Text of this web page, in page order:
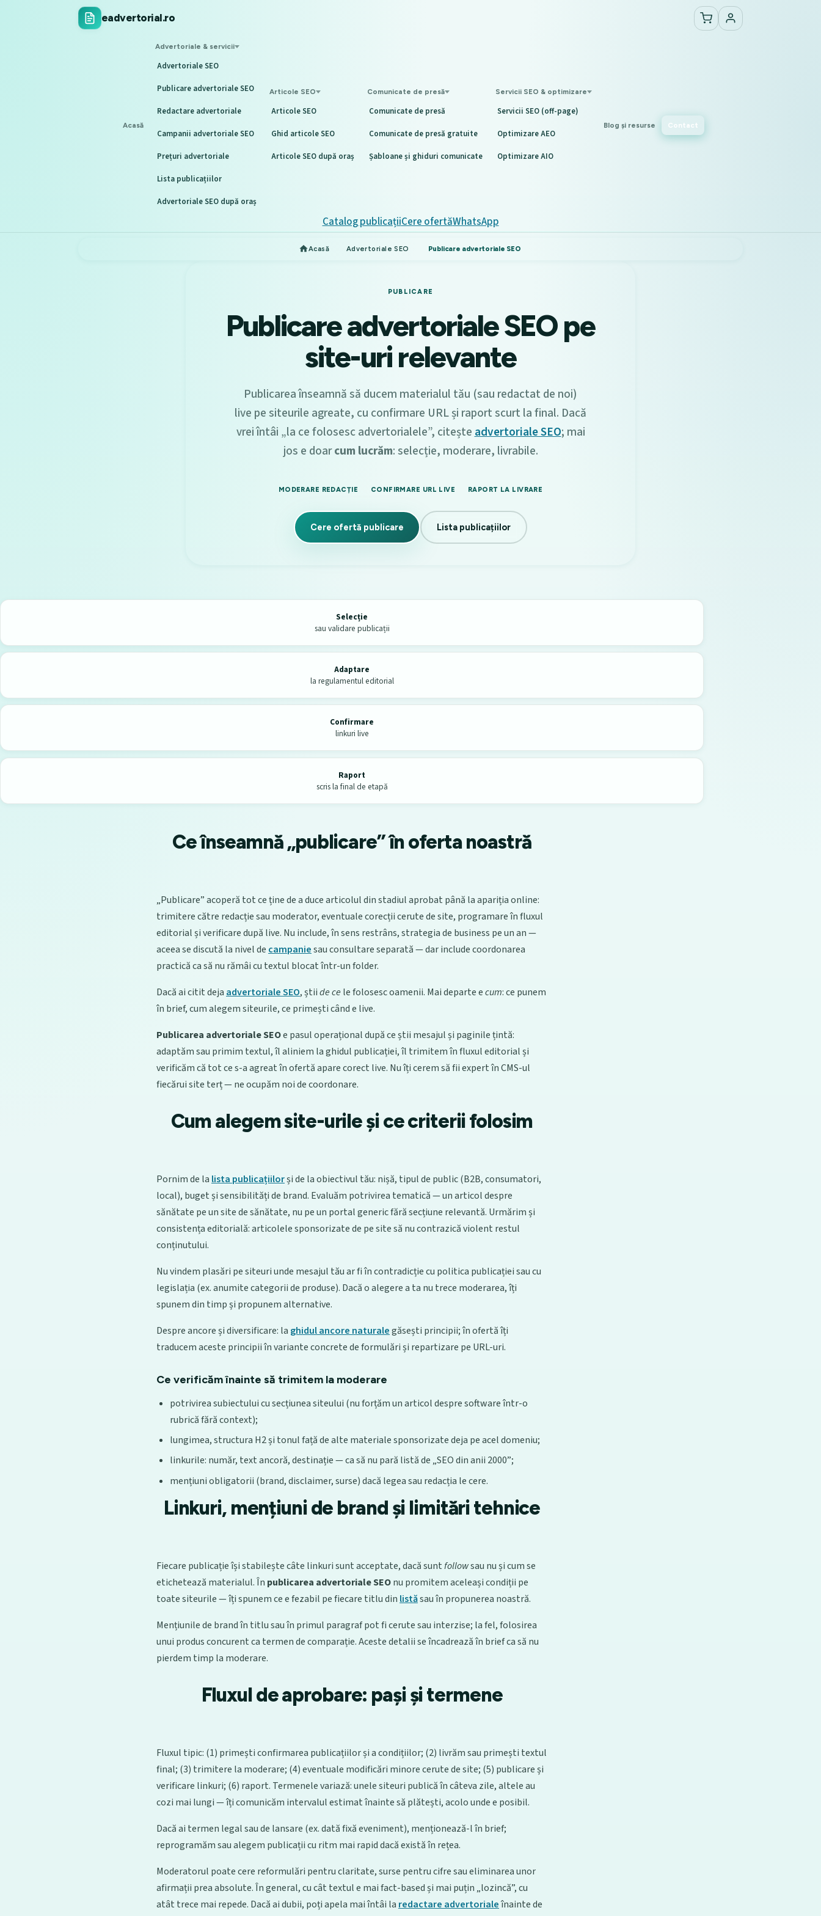
eadvertorial.ro
Acasă
Advertoriale & servicii
Advertoriale SEO
Publicare advertoriale SEO
Redactare advertoriale
Campanii advertoriale SEO
Prețuri advertoriale
Lista publicațiilor
Advertoriale SEO după oraș
Articole SEO
Articole SEO
Ghid articole SEO
Articole SEO după oraș
Comunicate de presă
Comunicate de presă
Comunicate de presă gratuite
Șabloane și ghiduri comunicate
Servicii SEO & optimizare
Servicii SEO (off-page)
Optimizare AEO
Optimizare AIO
Blog și resurse Contact
Catalog publicațiiCere ofertăWhatsApp
Acasă Advertoriale SEO Publicare advertoriale SEO
PUBLICARE
Publicare advertoriale SEO pe
site-uri relevante
Publicarea înseamnă să ducem materialul tău (sau redactat de noi)
live pe siteurile agreate, cu confirmare URL și raport scurt la final. Dacă
vrei întâi „la ce folosesc advertorialele”, citeșteadvertoriale SEO; mai
jos e doarcum lucrăm: selecție, moderare, livrabile.
MODERARE REDACȚIE CONFIRMARE URL LIVE RAPORT LA LIVRARE
Cere ofertă publicare Lista publicațiilor
Selecție
sau validare publicații
Adaptare
la regulamentul editorial
Confirmare
linkuri live
Raport
scris la final de etapă
Ce înseamnă „publicare” în oferta noastră
„Publicare” acoperă tot ce ține de a duce articolul din stadiul aprobat până la apariția online:
trimitere către redacție sau moderator, eventuale corecții cerute de site, programare în fluxul
editorial și verificare după live. Nu include, în sens restrâns, strategia de business pe un an —
aceea se discută la nivel de campaniesau consultare separată — dar include coordonarea
practică ca să nu rămâi cu textul blocat într-un folder.
Dacă ai citit deja advertoriale SEO, știide cele folosesc oamenii. Mai departe ecum: ce punem
în brief, cum alegem siteurile, ce primești când e live.
Publicarea advertoriale SEOe pasul operațional după ce știi mesajul și paginile țintă:
adaptăm sau primim textul, îl aliniem la ghidul publicației, îl trimitem în fluxul editorial și
verificăm că tot ce s-a agreat în ofertă apare corect live. Nu îți cerem să fii expert în CMS-ul
fiecărui site terț — ne ocupăm noi de coordonare.
Cum alegem site-urile și ce criterii folosim
Pornim de la lista publicațiilorși de la obiectivul tău: nișă, tipul de public (B2B, consumatori,
local), buget și sensibilități de brand. Evaluăm potrivirea tematică — un articol despre
sănătate pe un site de sănătate, nu pe un portal generic fără secțiune relevantă. Urmărim și
consistența editorială: articolele sponsorizate de pe site să nu contrazică violent restul
conținutului.
Nu vindem plasări pe siteuri unde mesajul tău ar fi în contradicție cu politica publicației sau cu
legislația (ex. anumite categorii de produse). Dacă o alegere a ta nu trece moderarea, îți
spunem din timp și propunem alternative.
Despre ancore și diversificare: la ghidul ancore naturalegăsești principii; în ofertă îți
traducem aceste principii în variante concrete de formulări și repartizare pe URL-uri.
Ce verificăm înainte să trimitem la moderare
potrivirea subiectului cu secțiunea siteului (nu forțăm un articol despre software într-o
rubrică fără context);
lungimea, structura H2 și tonul față de alte materiale sponsorizate deja pe acel domeniu;
linkurile: număr, text ancoră, destinație — ca să nu pară listă de „SEO din anii 2000”;
mențiuni obligatorii (brand, disclaimer, surse) dacă legea sau redacția le cere.
Linkuri, mențiuni de brand și limitări tehnice
Fiecare publicație își stabilește câte linkuri sunt acceptate, dacă suntfollowsau nu și cum se
etichetează materialul. În publicarea advertoriale SEOnu promitem aceleași condiții pe
toate siteurile — îți spunem ce e fezabil pe fiecare titlu din listăsau în propunerea noastră.
Mențiunile de brand în titlu sau în primul paragraf pot fi cerute sau interzise; la fel, folosirea
unui produs concurent ca termen de comparație. Aceste detalii se încadrează în brief ca să nu
pierdem timp la moderare.
Fluxul de aprobare: pași și termene
Fluxul tipic: (1) primești confirmarea publicațiilor și a condițiilor; (2) livrăm sau primești textul
final; (3) trimitere la moderare; (4) eventuale modificări minore cerute de site; (5) publicare și
verificare linkuri; (6) raport. Termenele variază: unele siteuri publică în câteva zile, altele au
cozi mai lungi — îți comunicăm intervalul estimat înainte să plătești, acolo unde e posibil.
Dacă ai termen legal sau de lansare (ex. dată fixă eveniment), menționează-l în brief;
reprogramăm sau alegem publicații cu ritm mai rapid dacă există în rețea.
Moderatorul poate cere reformulări pentru claritate, surse pentru cifre sau eliminarea unor
afirmații prea absolute. În general, cu cât textul e mai fact-based și mai puțin „lozincă”, cu
atât trece mai repede. Dacă ai dubii, poți apela mai întâi la redactare advertorialeînainte de